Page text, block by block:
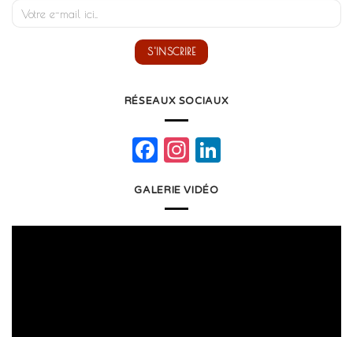
RÉSEAUX SOCIAUX
Facebook
Instagram
GALERIE VIDÉO